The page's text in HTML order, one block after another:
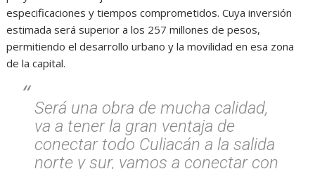
especificaciones y tiempos comprometidos. Cuya inversión
estimada será superior a los 257 millones de pesos,
permitiendo el desarrollo urbano y la movilidad en esa zona
de la capital.
Será una obra de mucha calidad,
va a tener la gran ventaja de
conectar todo Culiacán a la salida
norte y sur, vamos a conectar con